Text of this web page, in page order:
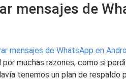
mensajes de
mensajes de WhatsApp en
muchas razones, como si
tenemos un plan de respaldo